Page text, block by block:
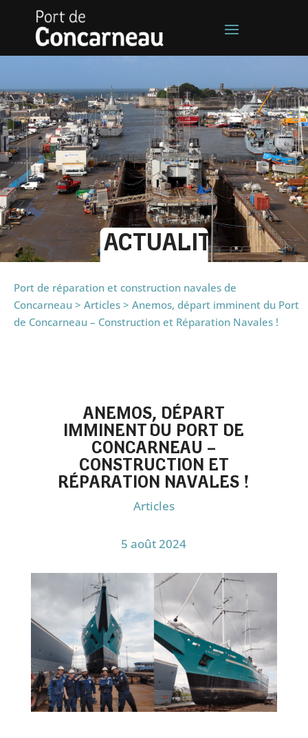
ACTUALITÉS
Port de réparation et construction navales de
Concarneau > Articles > Anemos, départ imminent du Port
de Concarneau – Construction et Réparation Navales !
ANEMOS, DÉPART
IMMINENT DU PORT DE
CONCARNEAU –
CONSTRUCTION ET
RÉPARATION NAVALES !
Articles
5 août 2024